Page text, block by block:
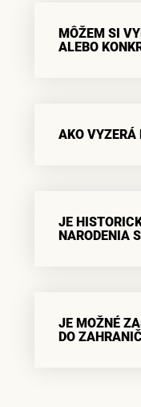
MÔŽEM SI
ALEBO
AKO VYZERÁ
JE
NARODENIA
JE MOŽNÉ
DO